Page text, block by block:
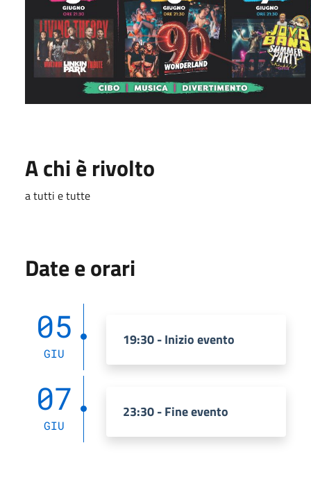
A chi è rivolto
a tutti e tutte
Date e orari
05
GIU
19:30 - Inizio evento
07
GIU
23:30 - Fine evento